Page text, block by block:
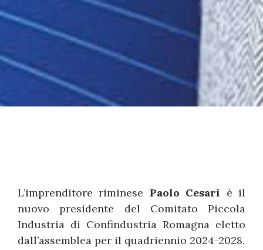
L’imprenditore riminese Paolo Cesari è il
nuovo presidente del Comitato Piccola
Industria di Confindustria Romagna eletto
dall’assemblea per il quadriennio 2024-2028.